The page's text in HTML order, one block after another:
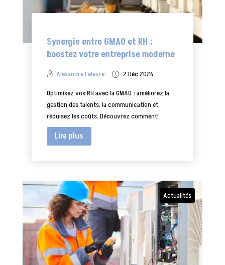
Synergie entre GMAO et RH :
boostez votre entreprise moderne
Alexandre Lefevre
2 Déc 2024
Optimisez vos RH avec la GMAO : améliorez la
gestion des talents, la communication et
réduisez les coûts. Découvrez comment!
Lire plus
Actualités